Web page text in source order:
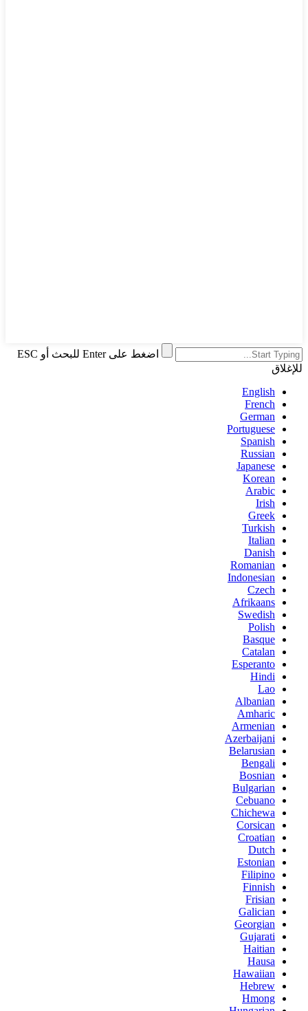
اضغط على Enter للبحث أو ESC
للإغلاق
English
French
German
Portuguese
Spanish
Russian
Japanese
Korean
Arabic
Irish
Greek
Turkish
Italian
Danish
Romanian
Indonesian
Czech
Afrikaans
Swedish
Polish
Basque
Catalan
Esperanto
Hindi
Lao
Albanian
Amharic
Armenian
Azerbaijani
Belarusian
Bengali
Bosnian
Bulgarian
Cebuano
Chichewa
Corsican
Croatian
Dutch
Estonian
Filipino
Finnish
Frisian
Galician
Georgian
Gujarati
Haitian
Hausa
Hawaiian
Hebrew
Hmong